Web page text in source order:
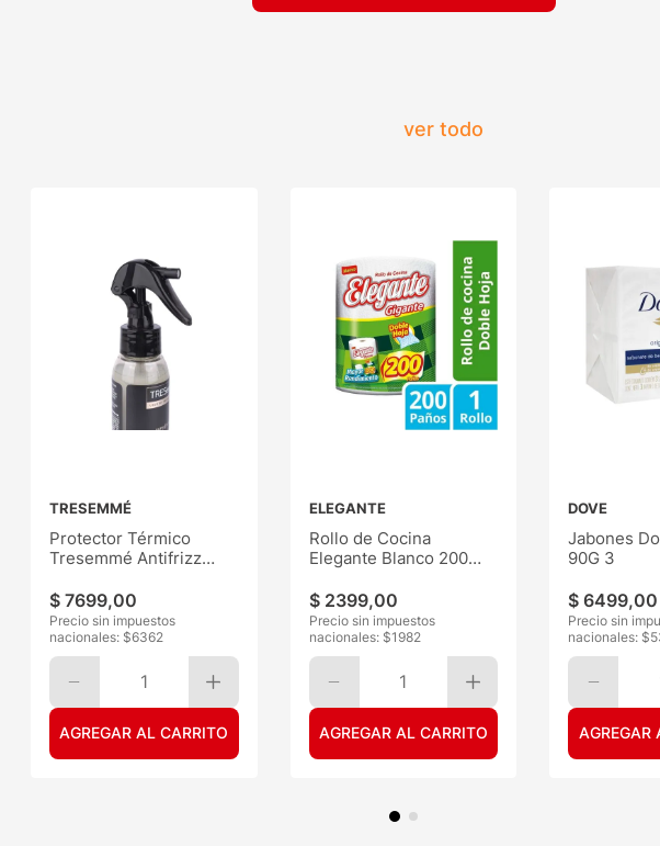
ver todo
TRESEMMÉ
Protector Térmico
Tresemmé Antifrizz
$ 7699,00
Precio sin impuestos
nacionales: $6362
1
AGREGAR AL CARRITO
ELEGANTE
Rollo de Cocina
Elegante Blanco 200
$ 2399,00
Precio sin impuestos
nacionales: $1982
1
AGREGAR AL CARRITO
DOVE
Jabones
90G 3
$ 6499,00
Precio sin
nacionales: $
AGREGAR